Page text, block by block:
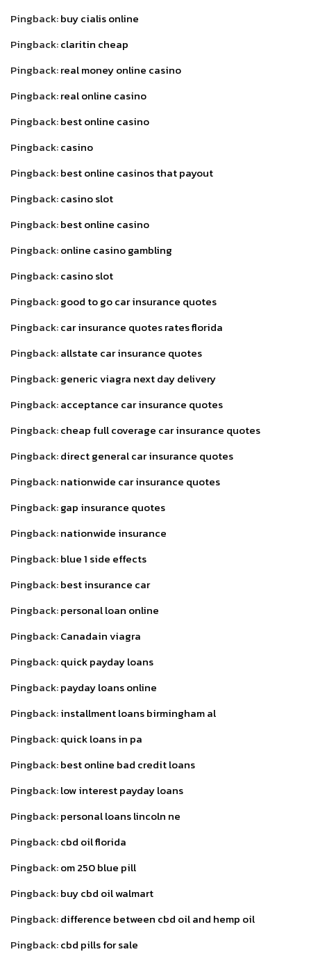
Pingback:buy cialis online
Pingback:claritin cheap
Pingback:real money online casino
Pingback:real online casino
Pingback:best online casino
Pingback:casino
Pingback:best online casinos that payout
Pingback:casino slot
Pingback:best online casino
Pingback:online casino gambling
Pingback:casino slot
Pingback:good to go car insurance quotes
Pingback:car insurance quotes rates florida
Pingback:allstate car insurance quotes
Pingback:generic viagra next day delivery
Pingback:acceptance car insurance quotes
Pingback:cheap full coverage car insurance quotes
Pingback:direct general car insurance quotes
Pingback:nationwide car insurance quotes
Pingback:gap insurance quotes
Pingback:nationwide insurance
Pingback:blue 1 side effects
Pingback:best insurance car
Pingback:personal loan online
Pingback:Canadain viagra
Pingback:quick payday loans
Pingback:payday loans online
Pingback:installment loans birmingham al
Pingback:quick loans in pa
Pingback:best online bad credit loans
Pingback:low interest payday loans
Pingback:personal loans lincoln ne
Pingback:cbd oil florida
Pingback:om 250 blue pill
Pingback:buy cbd oil walmart
Pingback:difference between cbd oil and hemp oil
Pingback:cbd pills for sale